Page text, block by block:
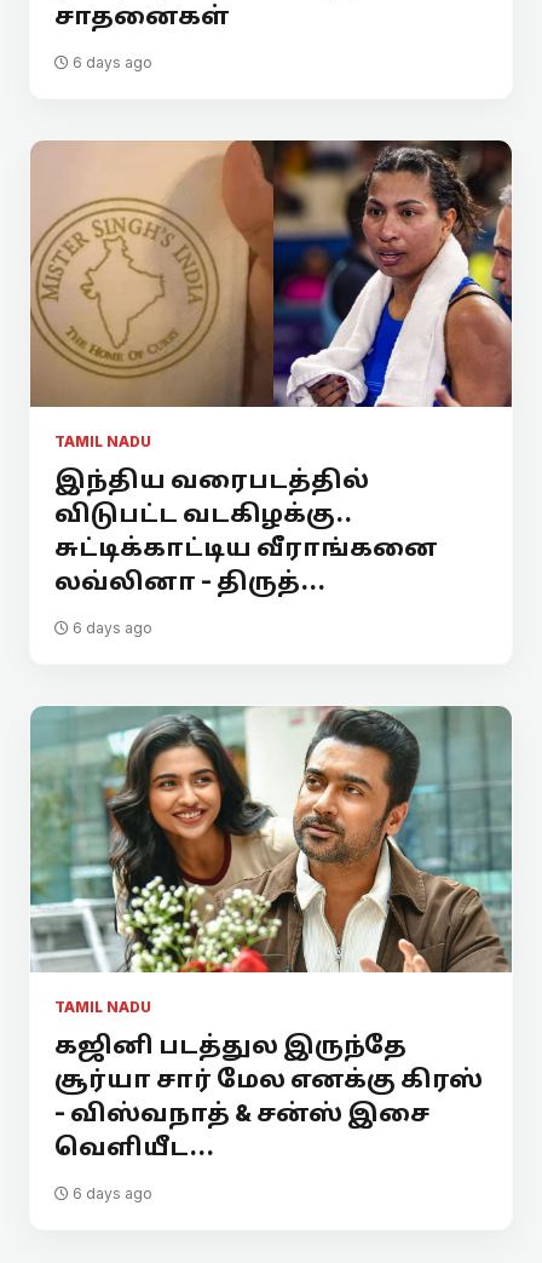
சாதனைகள்
6 days ago
TAMIL NADU
இந்திய வரைபடத்தில்
விடுபட்ட வடகிழக்கு..
சுட்டிக்காட்டிய வீராங்கனை
லவ்லினா - திருத்...
6 days ago
TAMIL NADU
கஜினி படத்துல இருந்தே
சூர்யா சார் மேல எனக்கு கிரஸ்
- விஸ்வநாத் & சன்ஸ் இசை
வெளியீட...
6 days ago